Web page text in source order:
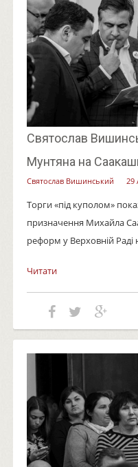
Святослав
Мунтяна на
Святослав Вишинський 29
Торги «під куполом»
призначення Михайла
реформ у Верховній Раді
Читати